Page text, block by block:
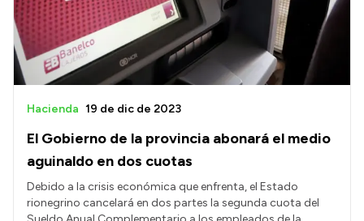
El Gobierno de la provincia abonará el medio
aguinaldo en dos cuotas
Hacienda 19 de dic de 2023
Debido a la crisis económica que enfrenta, el Estado
rionegrino cancelará en dos partes la segunda cuota del